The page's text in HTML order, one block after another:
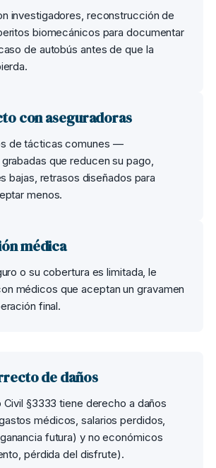
investigadores, reconstrucción de
biomecánicos para documentar
de autobús antes de que la
con aseguradoras
de tácticas comunes —
que reducen su pago,
bajas, retrasos diseñados para
menos.
médica
o su cobertura es limitada, le
médicos que aceptan un gravamen
final.
de daños
Civil §3333 tiene derecho a daños
médicos, salarios perdidos,
futura) y no económicos
pérdida del disfrute).